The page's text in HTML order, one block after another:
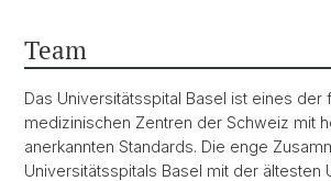
Team
Das Universitätsspital Basel ist eines der
medizinischen Zentren der Schweiz mit
anerkannten Standards. Die enge
Universitätsspitals Basel mit der ältesten